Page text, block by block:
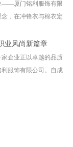
——厦门铭利服饰有限
，在冲锋衣与棉衣定
业风尚新篇章
企业正以卓越的品质
服饰有限公司。自成
公人员工服以及高端